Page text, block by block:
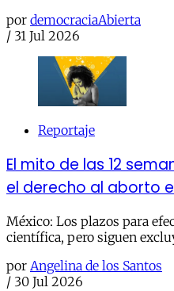
por democraciaAbierta
/ 31 Jul 2026
Reportaje
El mito de las 12
el derecho al aborto
México: Los plazos para
científica, pero siguen
por Angelina de los Santos
/ 30 Jul 2026